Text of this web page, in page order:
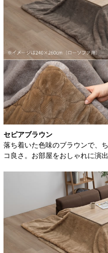
セピアブラウン
落ち着いた色味のブラウンで、
コ良さ。お部屋をおしゃれに演出